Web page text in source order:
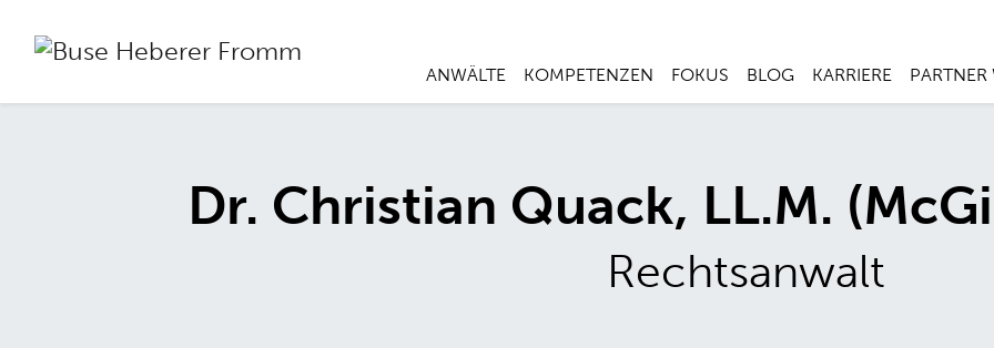
ANWÄLTE KOMPETENZEN FOKUS BLOG KARRIERE PARTNER
Dr. Christian Quack, LL.M.
Rechtsanwalt